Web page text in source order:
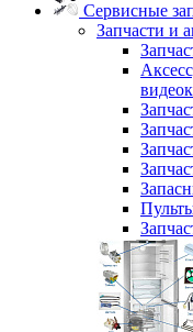
Сервисные
Запчасти и